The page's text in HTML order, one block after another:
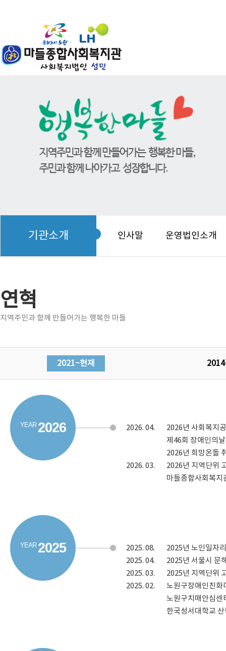
기관소개 인사말 운영법인소개
연혁
지역주민과 함께 만들어가는 행복한 마들
2021~현재
2026 2026. 04.
2026년 사회복지
제46회 장애인의
2026년 희망온돌
2026. 03.
2026년 지역단위
마들종합사회복지
2025 2025. 08.
2025년 노인일자
2025. 04.
2025년 서울시 문
2025. 03.
2025년 지역단위
2025. 02.
노원구장애인친화
노원구치매안심센
한국성서대학교